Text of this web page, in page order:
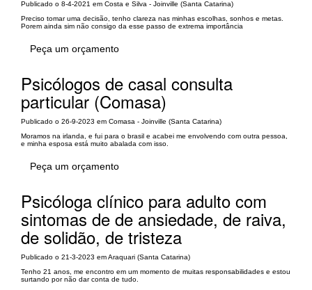
Publicado o 8-4-2021 em Costa e Silva - Joinville (Santa Catarina)
Preciso tomar uma decisão, tenho clareza nas minhas escolhas, sonhos e metas.
Porem ainda sim não consigo da esse passo de extrema importância
Peça um orçamento
Psicólogos de casal consulta
particular (Comasa)
Publicado o 26-9-2023 em Comasa - Joinville (Santa Catarina)
Moramos na irlanda, e fui para o brasil e acabei me envolvendo com outra pessoa,
e minha esposa está muito abalada com isso.
Peça um orçamento
Psicóloga clínico para adulto com
sintomas de de ansiedade, de raiva,
de solidão, de tristeza
Publicado o 21-3-2023 em Araquari (Santa Catarina)
Tenho 21 anos, me encontro em um momento de muitas responsabilidades e estou
surtando por não dar conta de tudo.